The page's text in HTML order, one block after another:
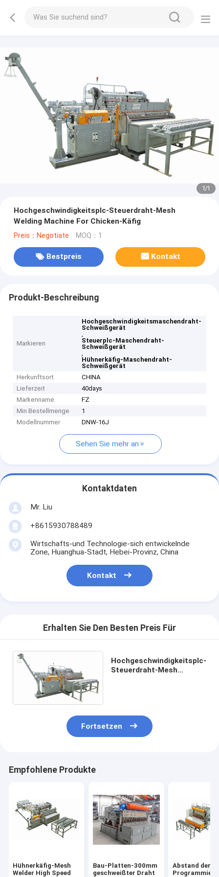
1/1
Hochgeschwindigkeitsplc-Steuerdraht-Mesh
Welding Machine For Chicken-Käfig
Preis：Negotiate MOQ：1
Bestpreis Kontakt
Produkt-Beschreibung
Markieren
Hochgeschwindigkeitsmaschendraht-
Schweißgerät
,
Steuerplc-Maschendraht-
Schweißgerät
,
Hühnerkäfig-Maschendraht-
Schweißgerät
Herkunftsort
CHINA
Lieferzeit
40days
Markenname
FZ
Min Bestellmenge
1
Modellnummer
DNW-16J
Sehen Sie mehr an
Kontaktdaten
Mr. Liu
+8615930788489
Wirtschafts-und Technologie-sich entwickelnde
Zone, Huanghua-Stadt, Hebei-Provinz, China
Kontakt
Erhalten Sie Den Besten Preis Für
Hochgeschwindigkeitsplc-
Steuerdraht-Mesh
Fortsetzen
Empfohlene Produkte
Hühnerkäfig-Mesh
Welder High Speed
Bau-Platten-300mm
geschweißter Draht
Abstand der